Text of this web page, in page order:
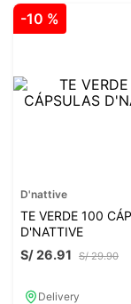
5.
glicinato
.
lab nutrition
-10 %
D'nattive
TE VERDE 100
D'NATTIVE
S/ 29.90
S/26.91
Delivery